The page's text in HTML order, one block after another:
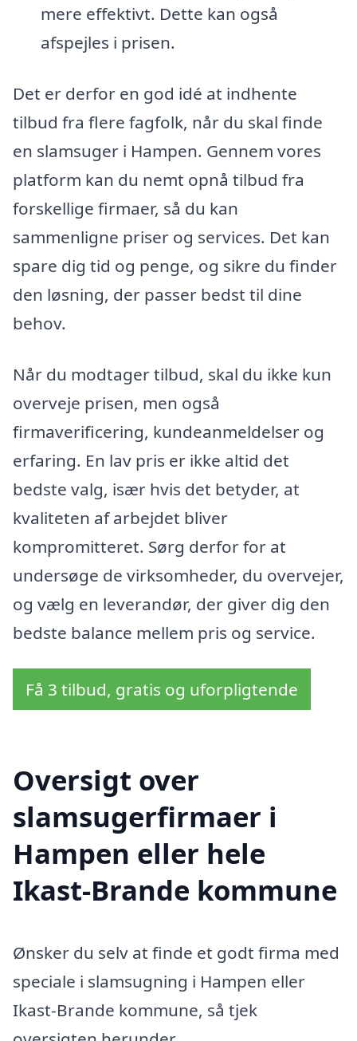
mere effektivt. Dette kan også
afspejles i prisen.
Det er derfor en god idé at indhente
tilbud fra flere fagfolk, når du skal finde
en slamsuger i Hampen. Gennem vores
platform kan du nemt opnå tilbud fra
forskellige firmaer, så du kan
sammenligne priser og services. Det kan
spare dig tid og penge, og sikre du finder
den løsning, der passer bedst til dine
behov.
Når du modtager tilbud, skal du ikke kun
overveje prisen, men også
firmaverificering, kundeanmeldelser og
erfaring. En lav pris er ikke altid det
bedste valg, især hvis det betyder, at
kvaliteten af arbejdet bliver
kompromitteret. Sørg derfor for at
undersøge de virksomheder, du overvejer,
og vælg en leverandør, der giver dig den
bedste balance mellem pris og service.
Få 3 tilbud, gratis og uforpligtende
Oversigt over
slamsugerfirmaer i
Hampen eller hele
Ikast-Brande kommune
Ønsker du selv at finde et godt firma med
speciale i slamsugning i Hampen eller
Ikast-Brande kommune, så tjek